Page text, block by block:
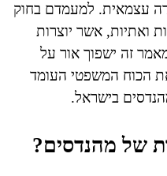
עצמאית. למעמדם בחוק
ואתיות, אשר יוצרות
זה ישפוך אור על
את הכוח המשפטי העומד
בישראל.
של מהנדסים?